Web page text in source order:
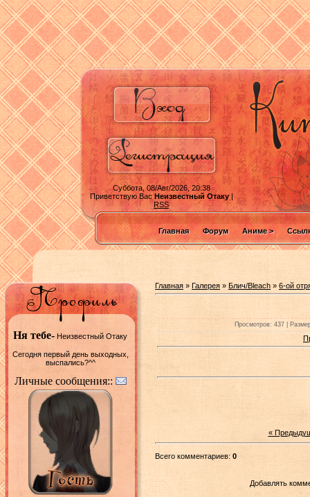
Суббота, 08/Авг/2026, 20:38
Приветствую ВасНеизвестный Отаку|
RSS
Главная Форум Аниме >
Ня тебе- Неизвестный Отаку
Сегодня первый день выходных,
выспались?^^
Личные сообщения::
Главная » Галерея » Блич/Bleach » 6-ой
Просмотров: 437 |
«
Всего комментариев: 0
Добавлять